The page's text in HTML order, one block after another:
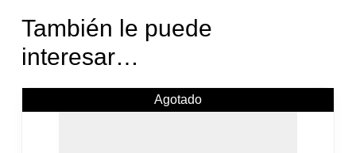
También le puede
interesar…
Agotado